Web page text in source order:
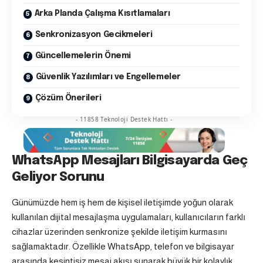
Arka Planda Çalışma Kısıtlamaları
Senkronizasyon Gecikmeleri
Güncellemelerin Önemi
Güvenlik Yazılımları ve Engellemeler
Çözüm Önerileri
- 11858 Teknoloji Destek Hattı -
WhatsApp Mesajları Bilgisayarda Geç
Geliyor Sorunu
Günümüzde hem iş hem de kişisel iletişimde yoğun olarak
kullanılan dijital mesajlaşma uygulamaları, kullanıcıların farklı
cihazlar üzerinden senkronize şekilde iletişim kurmasını
sağlamaktadır. Özellikle WhatsApp , telefon ve bilgisayar
arasında kesintisiz mesaj akışı sunarak büyük bir kolaylık